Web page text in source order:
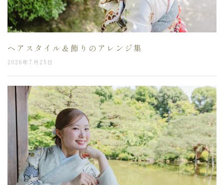
ヘアスタイル＆飾りのアレンジ集
2026年7月25日